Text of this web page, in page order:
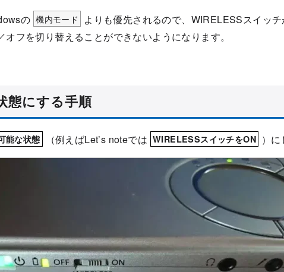
の 機内モード よりも優先されるので、WIRELESSスイッチ
フを切り替えることができないようになります。
態にする手順
能な状態 （例えばLet’s noteでは WIRELESSスイッチをON ）に